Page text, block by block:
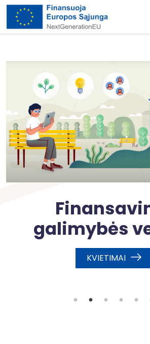
galimybės
KVIETIMAI